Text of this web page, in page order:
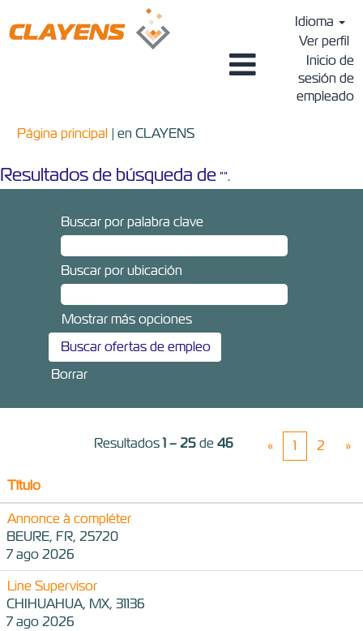
Idioma
Ver perfil
Inicio de
sesión de
empleado
Página principal | en CLAYENS(página
Resultados de búsqueda de"".
Buscar por palabra clave
Buscar por ubicación
Mostrar más opciones
Borrar
Resultados1 – 25de46 « 1 2 »
Título
Annonce à compléter
BEURE, FR, 25720
7 ago 2026
Line Supervisor
CHIHUAHUA, MX, 31136
7 ago 2026